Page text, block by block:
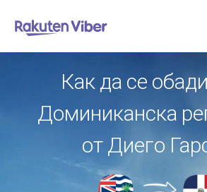
Как да се
Доминиканска
от Диего